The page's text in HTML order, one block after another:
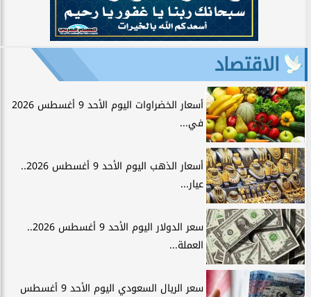
الاقتصاد
أسعار الخضراوات اليوم الأحد 9 أغسطس 2026
في...
أسعار الذهب اليوم الأحد 9 أغسطس 2026..
عيار...
سعر الدولار اليوم الأحد 9 أغسطس 2026..
العملة...
سعر الريال السعودي اليوم الأحد 9 أغسطس